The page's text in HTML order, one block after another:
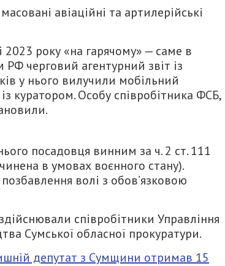
авіаційні та артилерійські
року «на гарячому» — саме в
черговий агентурний звіт із
у нього вилучили мобільний
куратором. Особу співробітника ФСБ,
посадовця винним за ч. 2 ст. 111
в умовах воєнного стану).
волі з обов’язковою
співробітники Управління
Сумської обласної прокуратури.
депутат з Сумщини отримав 15